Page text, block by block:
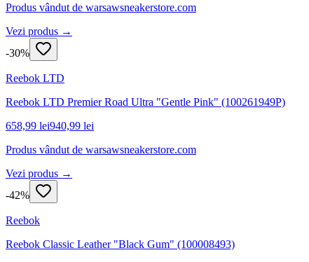
Produs vândut de warsawsneakerstore.com
Vezi produs →
-30%
Reebok LTD
Reebok LTD Premier Road Ultra "Gentle Pink" (100261949P)
658,99 lei940,99 lei
Produs vândut de warsawsneakerstore.com
Vezi produs →
-42%
Reebok
Reebok Classic Leather "Black Gum" (100008493)